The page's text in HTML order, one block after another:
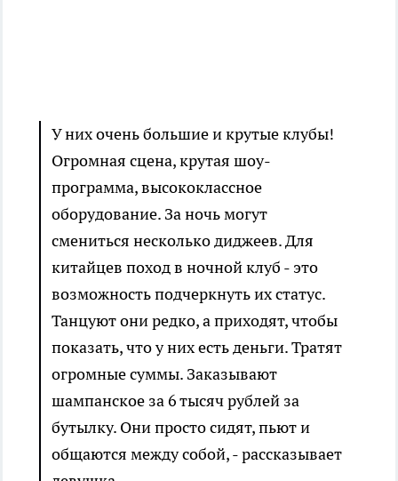
У них очень большие и крутые клубы!
Огромная сцена, крутая шоу-
программа, высококлассное
оборудование. За ночь могут
смениться несколько диджеев. Для
китайцев поход в ночной клуб - это
возможность подчеркнуть их статус.
Танцуют они редко, а приходят, чтобы
показать, что у них есть деньги. Тратят
огромные суммы. Заказывают
шампанское за 6 тысяч рублей за
бутылку. Они просто сидят, пьют и
общаются между собой, - рассказывает